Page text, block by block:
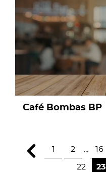
Café Bombas BP
1 2 16
22 23